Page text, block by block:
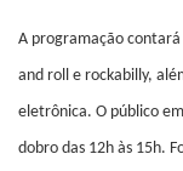
A programação
and roll e rockabilly,
eletrônica. O público
dobro das 12h às 15h.